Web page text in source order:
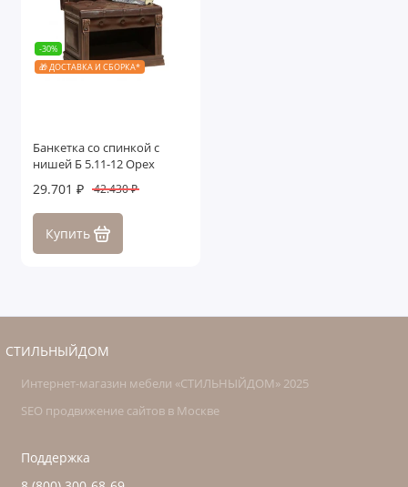
-30%
🎁 ДОСТАВКА И СБОРКА*
Банкетка со спинкой с
нишей Б 5.11-12 Орех
29.701 ₽ 42.430 ₽
Купить
СТИЛЬНЫЙДОМ
Интернет-магазин мебели «СТИЛЬНЫЙДОМ» 2025
SEO продвижение сайтов в Москве
Поддержка